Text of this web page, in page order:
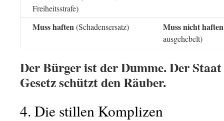
Freiheitsstrafe)
Muss haften(Schadensersatz) Muss nicht haften
ausgehebelt)
Der Bürger ist der Dumme. Der
Gesetz schützt den Räuber.
4. Die stillen Komplizen